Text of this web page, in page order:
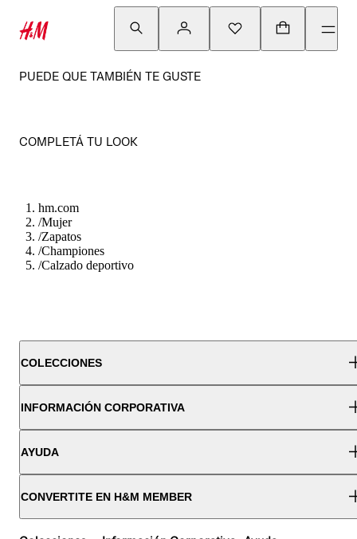
PUEDE QUE TAMBIÉN TE GUSTE
COMPLETÁ TU LOOK
hm.com
/Mujer
/Zapatos
/Championes
/Calzado deportivo
COLECCIONES
INFORMACIÓN CORPORATIVA
AYUDA
CONVERTITE EN H&M MEMBER